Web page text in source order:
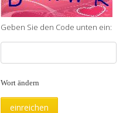
Geben Sie den Code unten ein:
Wort ändern